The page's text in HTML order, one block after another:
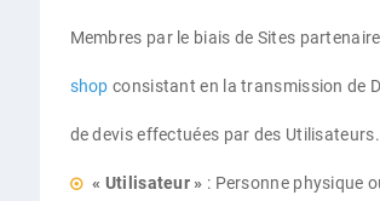
Membres par le biais de Sites
shop consistant en la transmission de
de devis effectuées par des Utilisateurs.
« Utilisateur » : Personne physique